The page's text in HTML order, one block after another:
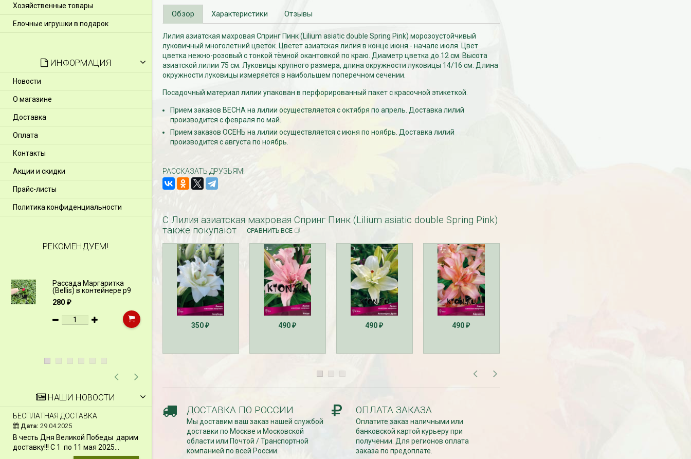
Хозяйственные товары
Елочные игрушки в подарок
ИНФОРМАЦИЯ
Новости
О магазине
Доставка
Оплата
Контакты
Акции и скидки
Прайс-листы
Политика конфиденциальности
РЕКОМЕНДУЕМ!
Рассада Маргаритка
(Bellis) в контейнере p9
280₽
Рассада Незабудка
(Myosotis) в контейнере
p9
340₽
Рассада Колокольчик
карпатский (Campanula
carpatica) в контейнере
₽
Рассада Земляника
декоративная в кашпо
d21
800
НАШИ НОВОСТИ
БЕСПЛАТНАЯ ДОСТАВКА
Дата: 29.04.2025
В честь Дня Великой Победы дарим
доставку!!! С 1 по 11 мая 2025...
СКИДКИ 15 % НА ДУГИ, ЗАБОРЫ,
ШПАЛЕРЫ И ДР.
Дата:11.03.2024
Скидки 15% !!! При заказе товаров на
сумму от 1000 руб. с 16 марта по 31
БЕСПЛАТНАЯ ДОСТАВКА
29.02.2024
В первый день весны в честь 8
марта дарим доставку!!! С 1 марта по
Обзор Характеристики Отзывы
Лилия азиатская махровая Спринг Пинк (Lilium asiatic double Spring Pink) морозоустойчивый
луковичный многолетний цветок. Цветет азиатская лилия в конце июня - начале июля. Цвет
цветка нежно-розовый с тонкой тёмной окантовкой по краю. Диаметр цветка до 12 см. Высота
азиатской лилии 75 см. Луковицы крупного размера, длина окружности луковицы 14/16 см. Длина
окружности луковицы измеряется в наибольшем поперечном сечении.
Посадочный материал лилии упакован в перфорированный пакет с красочной этикеткой.
Прием заказов ВЕСНА на лилии осуществляется с октября по апрель. Доставка лилий
производится с февраля по май.
Прием заказов ОСЕНЬ на лилии осуществляется с июня по ноябрь. Доставка лилий
производится с августа по ноябрь.
РАССКАЗАТЬ ДРУЗЬЯМ!
С Лилия азиатская махровая Спринг Пинк (Lilium asiatic double Spring Pink)
также покупают
СРАВНИТЬ ВСЕ
350 ₽ 490 ₽ 490 ₽ 490 ₽
ДОСТАВКА ПО РОССИИ
Мы доставим ваш заказ нашей службой
доставки по Москве и Московской
области или Почтой / Транспортной
компанией по всей России.
ОПЛАТА ЗАКАЗА
Оплатите заказ наличными или
банковской картой курьеру при
получении. Для регионов оплата
заказа по предоплате.